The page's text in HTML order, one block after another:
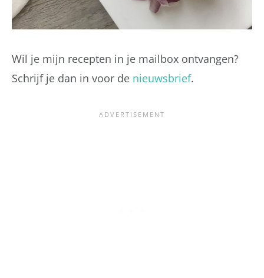
Wil je mijn recepten in je mailbox ontvangen?
Schrijf je dan in voor de nieuwsbrief.